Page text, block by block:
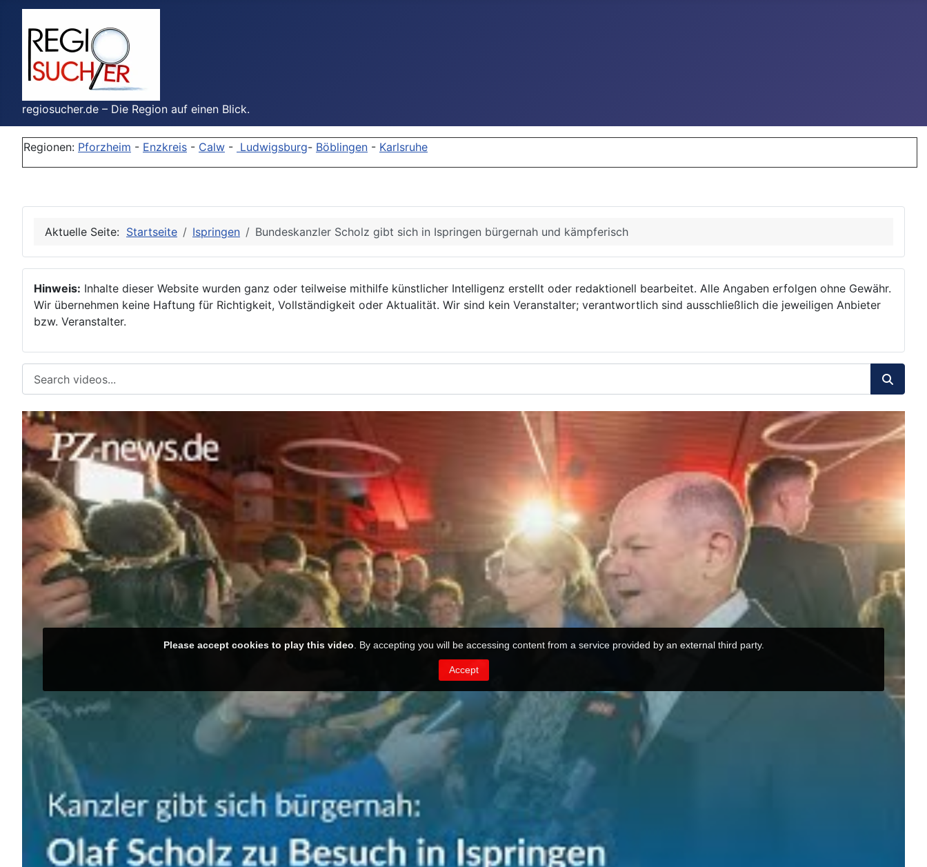
regiosucher.de – Die Region auf einen Blick.
Regionen: Pforzheim - Enzkreis - Calw - Ludwigsburg- Böblingen - Karlsruhe
Aktuelle Seite: Startseite Ispringen Bundeskanzler Scholz gibt sich in Ispringen bürgernah und kämpferisch
Hinweis: Inhalte dieser Website wurden ganz oder teilweise mithilfe künstlicher Intelligenz erstellt oder redaktionell bearbeitet. Alle Angaben erfolgen ohne Gewähr.
Wir übernehmen keine Haftung für Richtigkeit, Vollständigkeit oder Aktualität. Wir sind kein Veranstalter; verantwortlich sind ausschließlich die jeweiligen Anbieter
bzw. Veranstalter.